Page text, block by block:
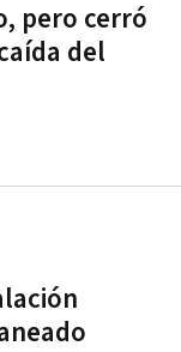
pero cerró
del